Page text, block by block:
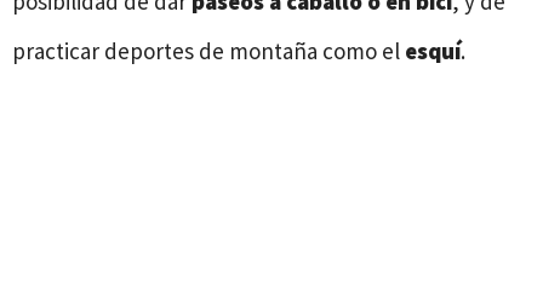
practicar deportes de montaña como el esquí.